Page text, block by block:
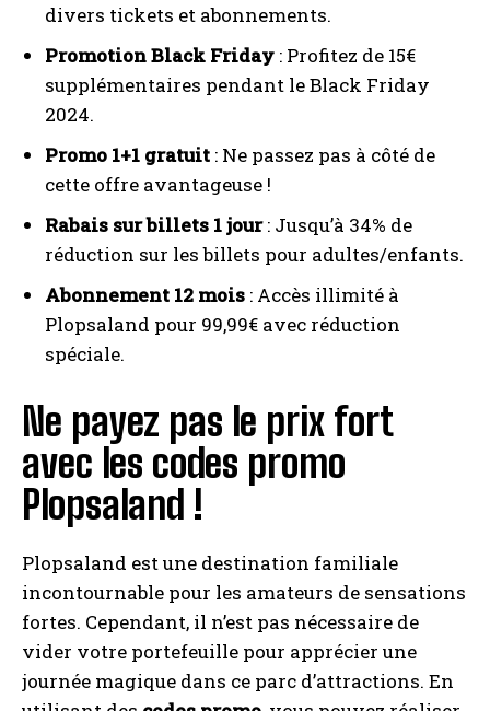
divers tickets et abonnements.
Promotion Black Friday : Profitez de 15€
supplémentaires pendant le Black Friday
2024.
Promo 1+1 gratuit : Ne passez pas à côté de
cette offre avantageuse !
Rabais sur billets 1 jour: Jusqu’à 34% de
réduction sur les billets pour adultes/enfants.
Abonnement 12 mois : Accès illimité à
Plopsaland pour 99,99€ avec réduction
spéciale.
Ne payez pas le prix fort
avec les codes promo
Plopsaland !
Plopsaland est une destination familiale
incontournable pour les amateurs de sensations
fortes. Cependant, il n’est pas nécessaire de
vider votre portefeuille pour apprécier une
journée magique dans ce parc d’attractions. En